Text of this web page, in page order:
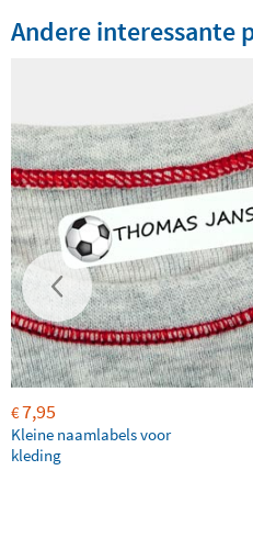
Andere interessante
€7,95
Kleine naamlabels voor
kleding